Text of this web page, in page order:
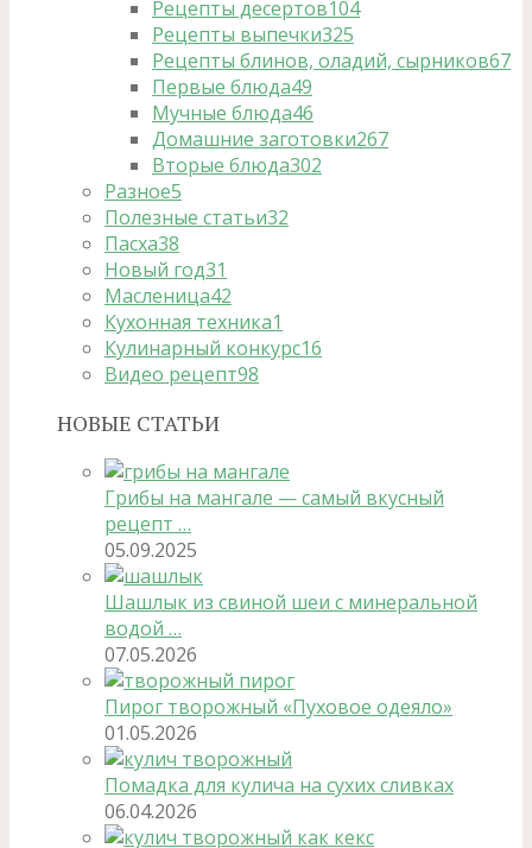
Рецепты десертов104
Рецепты выпечки325
Рецепты блинов, оладий, сырников67
Первые блюда49
Мучные блюда46
Домашние заготовки267
Вторые блюда302
Разное5
Полезные статьи32
Пасха38
Новый год31
Масленица42
Кухонная техника1
Кулинарный конкурс16
Видео рецепт98
НОВЫЕ СТАТЬИ
Грибы на мангале — самый вкусный
рецепт …
05.09.2025
Шашлык из свиной шеи с минеральной
водой …
07.05.2026
Пирог творожный «Пуховое одеяло»
01.05.2026
Помадка для кулича на сухих сливках
06.04.2026